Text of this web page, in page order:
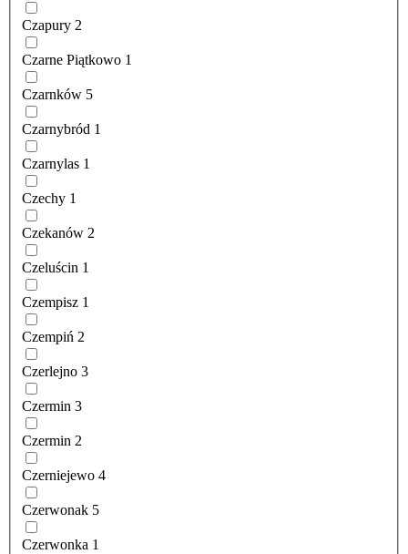
Czapury 2
Czarne Piątkowo 1
Czarnków 5
Czarnybród 1
Czarnylas 1
Czechy 1
Czekanów 2
Czeluścin 1
Czempisz 1
Czempiń 2
Czerlejno 3
Czermin 3
Czermin 2
Czerniejewo 4
Czerwonak 5
Czerwonka 1